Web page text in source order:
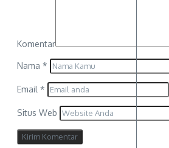
Komentar
Nama *
Email *
Situs Web